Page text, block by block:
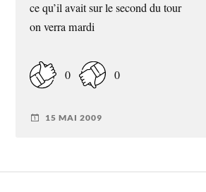
ce qu’il avait sur le second du tour
on verra mardi
0 0
15 MAI 2009